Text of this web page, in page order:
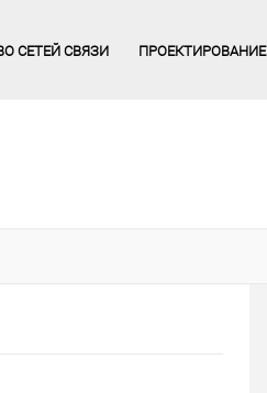
СЕТЕЙ СВЯЗИ ПРОЕКТИРОВАНИЕ